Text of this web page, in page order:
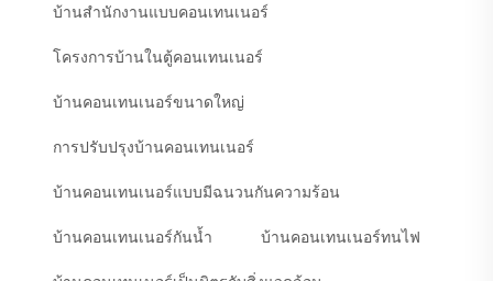
บ้านสำนักงานแบบคอนเทนเนอร์
โครงการบ้านในตู้คอนเทนเนอร์
บ้านคอนเทนเนอร์ขนาดใหญ่
การปรับปรุงบ้านคอนเทนเนอร์
บ้านคอนเทนเนอร์แบบมีฉนวนกันความร้อน
บ้านคอนเทนเนอร์กันน้ำ บ้านคอนเทนเนอร์ทนไฟ